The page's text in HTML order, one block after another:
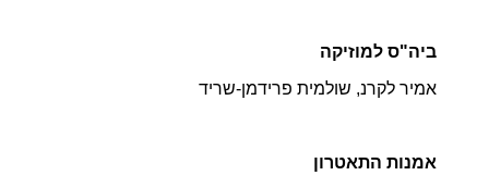
ביה"ס למוזיקה
אמיר לקרנ, שולמית פרידמן-שריד
אמנות התאטרון